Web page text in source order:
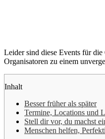
Leider sind diese Events für
Organisatoren zu einem
Inhalt
Besser früher als später
Termine, Locations und
Stell dir vor, du machst
Menschen helfen,